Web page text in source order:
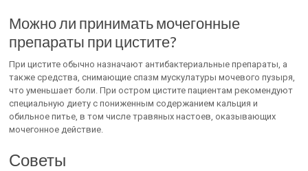
Можно ли принимать мочегонные
препараты при цистите?
При цистите обычно назначают антибактериальные препараты, а
также средства, снимающие спазм мускулатуры мочевого пузыря,
что уменьшает боли. При остром цистите пациентам рекомендуют
специальную диету с пониженным содержанием кальция и
обильное питье, в том числе травяных настоев, оказывающих
мочегонное действие.
Советы